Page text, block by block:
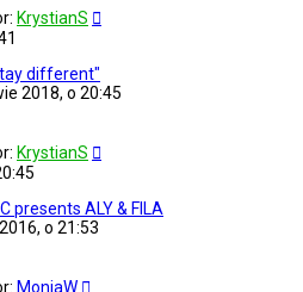
KrystianS
different"
2018, o 20:45
KrystianS
presents ALY & FILA
o 21:53
MoniaW